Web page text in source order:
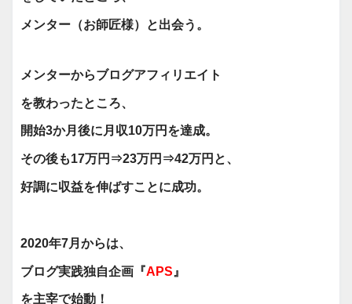
メンター （お師匠様） と出会う。
メンターからブログアフィリエイト
を教わったところ、
開始3か月後に月収10万円を達成。
その後も17万円⇒23万円⇒42万円と、
好調に収益を伸ばすことに成功。
2020年7月からは、
ブログ実践独自企画『APS 』
を主宰で始動！